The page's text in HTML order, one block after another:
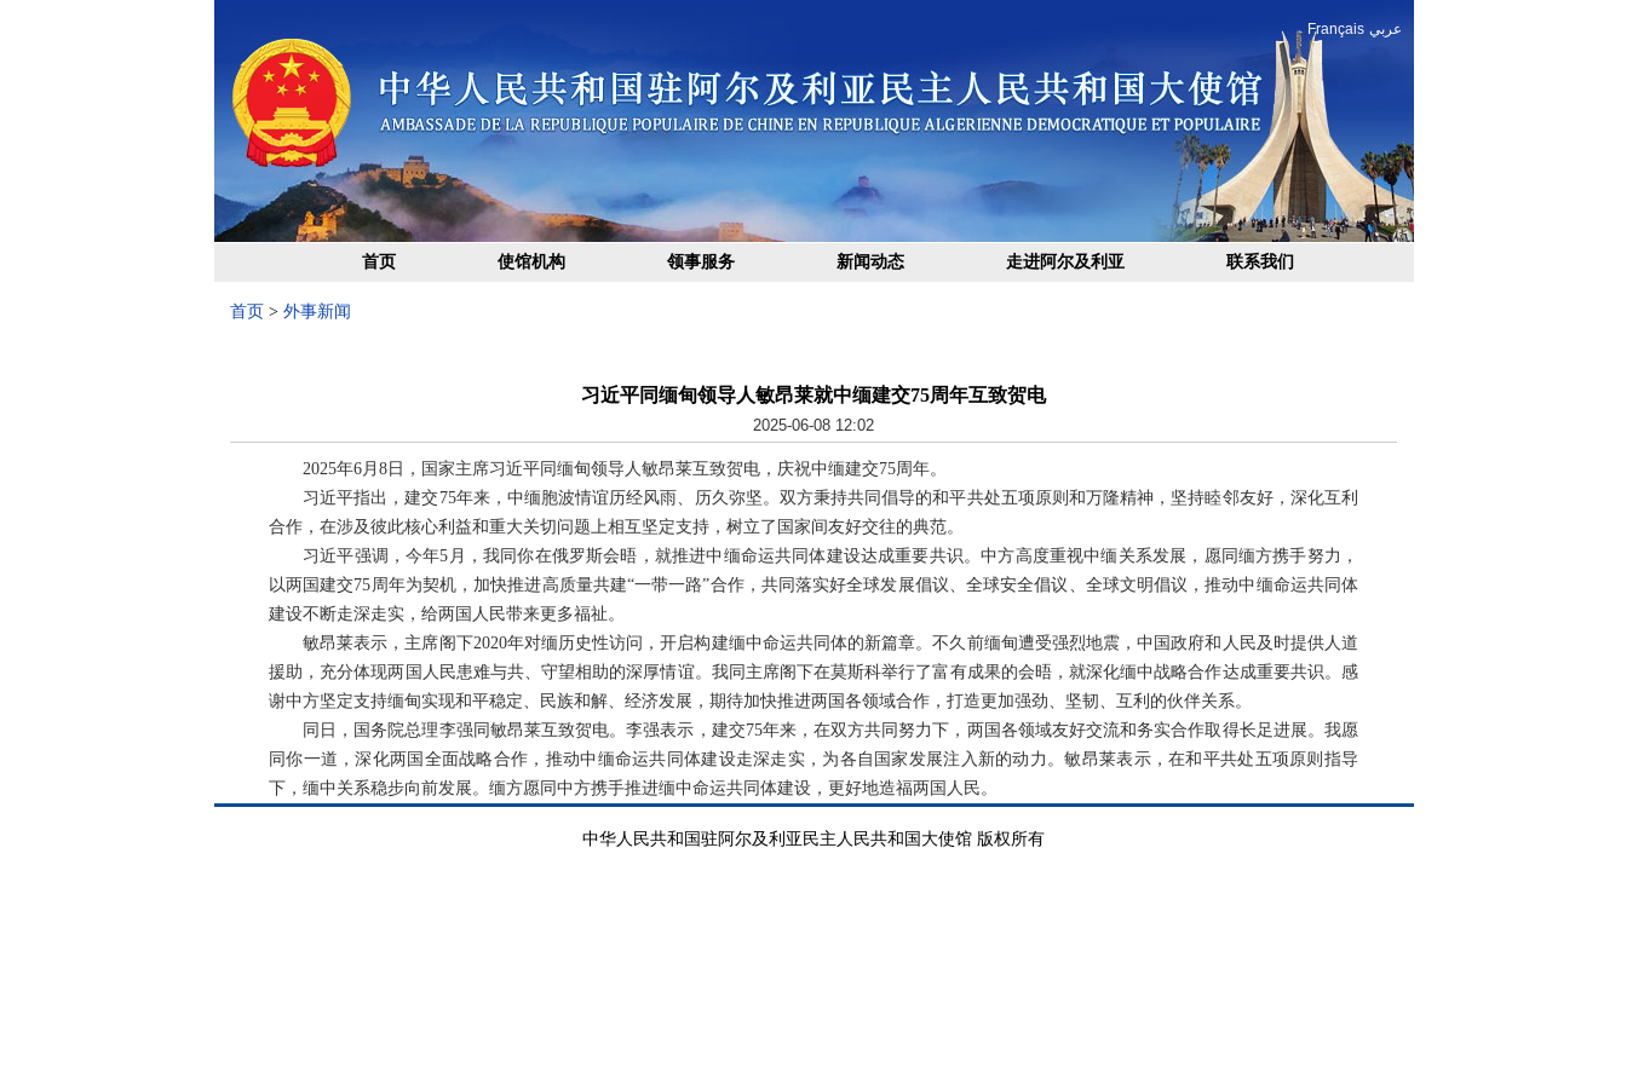
Français عربي
首页 使馆机构 领事服务 新闻动态 走进阿尔及利亚 联系我们
首页 > 外事新闻
习近平同缅甸领导人敏昂莱就中缅建交75周年互致贺电
2025-06-08 12:02
2025年6月8日，国家主席习近平同缅甸领导人敏昂莱互致贺电，庆祝中缅建交75周年。
习近平指出，建交75年来，中缅胞波情谊历经风雨、历久弥坚。双方秉持共同倡导的和平共处五项原则和万隆精神，坚持睦邻友好，深化互利
合作，在涉及彼此核心利益和重大关切问题上相互坚定支持，树立了国家间友好交往的典范。
习近平强调，今年5月，我同你在俄罗斯会晤，就推进中缅命运共同体建设达成重要共识。中方高度重视中缅关系发展，愿同缅方携手努力，
以两国建交75周年为契机，加快推进高质量共建“一带一路”合作，共同落实好全球发展倡议、全球安全倡议、全球文明倡议，推动中缅命运共同体
建设不断走深走实，给两国人民带来更多福祉。
敏昂莱表示，主席阁下2020年对缅历史性访问，开启构建缅中命运共同体的新篇章。不久前缅甸遭受强烈地震，中国政府和人民及时提供人道
援助，充分体现两国人民患难与共、守望相助的深厚情谊。我同主席阁下在莫斯科举行了富有成果的会晤，就深化缅中战略合作达成重要共识。感
谢中方坚定支持缅甸实现和平稳定、民族和解、经济发展，期待加快推进两国各领域合作，打造更加强劲、坚韧、互利的伙伴关系。
同日，国务院总理李强同敏昂莱互致贺电。李强表示，建交75年来，在双方共同努力下，两国各领域友好交流和务实合作取得长足进展。我愿
同你一道，深化两国全面战略合作，推动中缅命运共同体建设走深走实，为各自国家发展注入新的动力。敏昂莱表示，在和平共处五项原则指导
下，缅中关系稳步向前发展。缅方愿同中方携手推进缅中命运共同体建设，更好地造福两国人民。
中华人民共和国驻阿尔及利亚民主人民共和国大使馆 版权所有